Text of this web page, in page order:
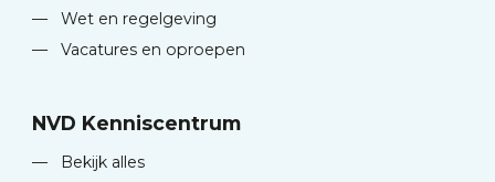
—
Wet en regelgeving
—
Vacatures en oproepen
NVD Kenniscentrum
—
Bekijk alles